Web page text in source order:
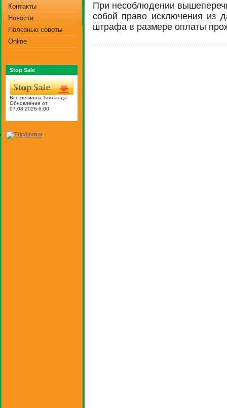
Контакты
Новости
Полезные советы
Online
Stop Sale
Все регионы Таиланда.
Обновление от
07.08.2026 6:00
При несоблюдении
собой право исключения из
штрафа в размере оплаты